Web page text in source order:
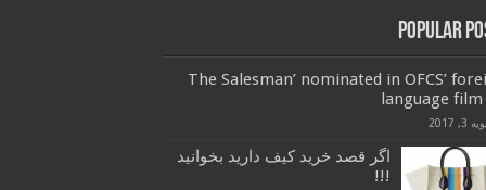
Popular
‘The Salesman’ nominated in OFCS’
language
3, 2017
اگر قصد خرید کیف دارید بخوانید
!!!